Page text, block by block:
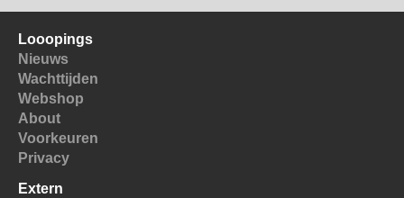
Looopings
Nieuws
Wachttijden
Webshop
About
Voorkeuren
Privacy
Extern